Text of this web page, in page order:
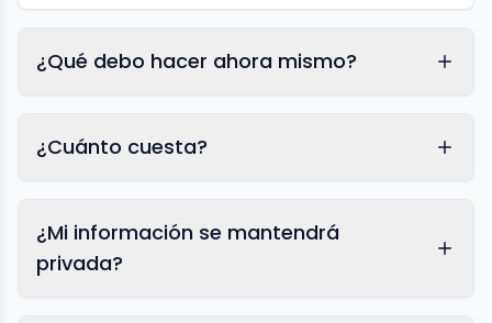
¿Qué debo hacer ahora mismo?
¿Cuánto cuesta?
¿Mi información se mantendrá
privada?